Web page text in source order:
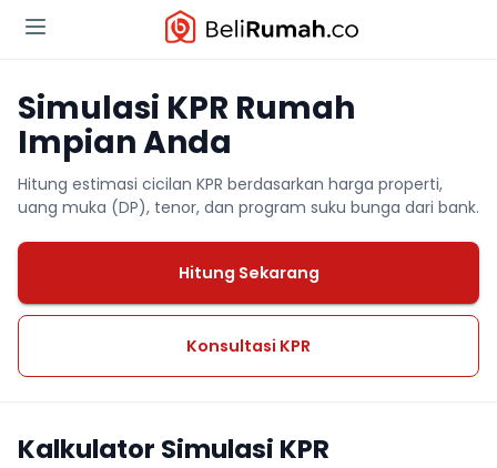
Simulasi KPR Rumah
Impian Anda
Hitung estimasi cicilan KPR berdasarkan harga properti,
uang muka (DP), tenor, dan program suku bunga dari bank.
Hitung Sekarang
Konsultasi KPR
Kalkulator Simulasi KPR